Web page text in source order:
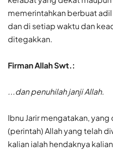
memerintahkan berbuat
dan di setiap waktu dan
ditegakkan.
Firman Allah Swt.:
...dan penuhilah janji Allah.
Ibnu Jarir mengatakan,
(perintah) Allah yang telah
kalian ialah hendaknya